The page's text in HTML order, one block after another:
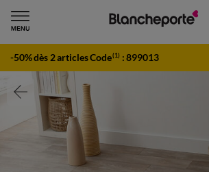
-50% dès 2 articles Code(1) :899013